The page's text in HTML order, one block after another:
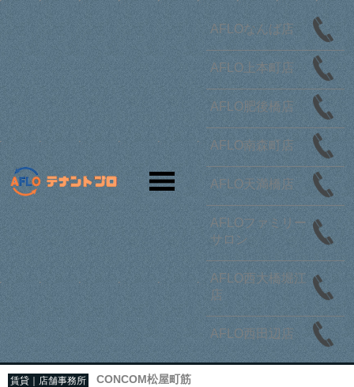
AFLOなんば店
AFLO上本町店
AFLO肥後橋店
AFLO南森町店
AFLO天満橋店
AFLOファミリー
サロン
AFLO西大橋堀江
店
AFLO西田辺店
テナント オフィス オーナー様 開業・移転 お問合せ
築年数5年以内,の大阪市中央区 店舗一覧
募集中のみ表示
該当物件
棟
空き数 94件
さらに条件を絞り込む
物件リクエスト
検討リストに追加 お問い合わせ
賃貸｜店舗事務所 CONCOM松屋町筋
さらに条件を絞り込む